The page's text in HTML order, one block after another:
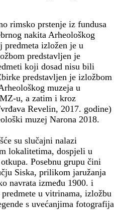
rimsko prstenje iz fundusa
nakita Arheološkog
predmeta izložen je u
predstavljen je
koji dosad nisu bili
predstavljen je izložbom
muzeja u
u, a zatim i kroz
Revelin, 2017. godine)
muzej Narona 2018.
su slučajni nalazi
lokalitetima, dospjeli u
Posebnu grupu čini
Siska, prilikom jaružanja
navrata između 1900. i
u vitrinama, izložbu
s uvećanjima fotografija